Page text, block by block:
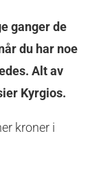
ganger de
du har noe
Alt av
Kyrgios.
kroner i